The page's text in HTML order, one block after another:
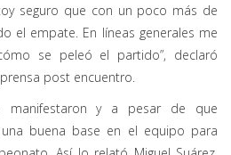
seguro que con un poco más de
el empate. En líneas generales me
se peleó el partido”, declaró
post encuentro.
manifestaron y a pesar de que
buena base en el equipo para